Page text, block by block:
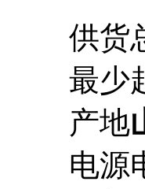
供货
最少
产地
电源